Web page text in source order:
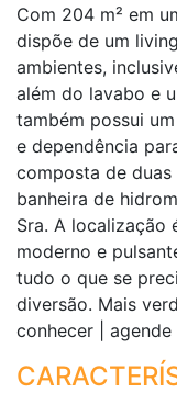
Com 204 m² em
dispõe de um
ambientes,
além do lavabo e
também possui
e dependência
composta de
banheira de
Sra. A localização
moderno e
tudo o que se
diversão. Mais
conhecer | agende